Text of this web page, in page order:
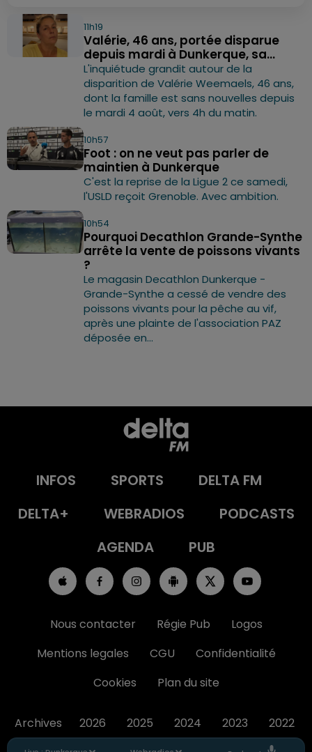
11h19
Valérie, 46 ans, portée disparue
depuis mardi à Dunkerque, sa...
L'inquiétude grandit autour de la
disparition de Valérie Weemaels, 46 ans,
dont la famille est sans nouvelles depuis
le mardi 4 août, vers 4h du matin.
10h57
Foot : on ne veut pas parler de
maintien à Dunkerque
C'est la reprise de la Ligue 2 ce samedi,
l'USLD reçoit Grenoble. Avec ambition.
10h54
Pourquoi Decathlon Grande-Synthe
arrête la vente de poissons vivants
?
Le magasin Decathlon Dunkerque -
Grande-Synthe a cessé de vendre des
poissons vivants pour la pêche au vif,
après une plainte de l'association PAZ
déposée en...
INFOS SPORTS
DELTA FM
DELTA+
WEBRADIOS
PODCASTS
AGENDA
PUB
Nous contacter Régie Pub
Logos
Mentions legales
CGU
Confidentialité
Cookies
Plan du site
Archives 2026 2025 2024 2023 2022